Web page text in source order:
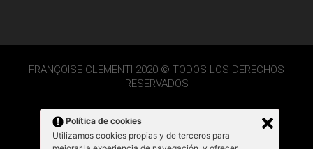
Política de cookies
Utilizamos cookies propias y de terceros para
FRANÇOISE CLEMENTI 2020 © TODOS LOS DERECHOS
RESERVADOS